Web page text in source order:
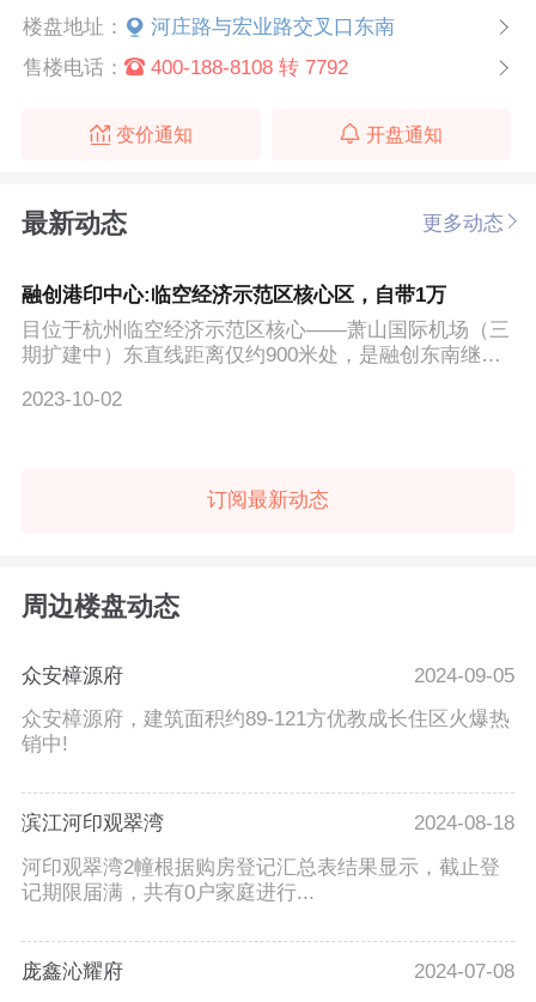
楼盘地址：
河庄路与宏业路交叉口东南
售楼电话：
400-188-8108 转 7792
变价通知 开盘通知
最新动态 更多动态
融创港印中心:临空经济示范区核心区，自带1万
目位于杭州临空经济示范区核心——萧山国际机场（三
期扩建中）东直线距离仅约900米处，是融创东南继杭
2023-10-02
订阅最新动态
周边楼盘动态
众安樟源府
2024-09-05
众安樟源府，建筑面积约89-121方优教成长住区火爆热
销中!
滨江河印观翠湾
2024-08-18
河印观翠湾2幢根据购房登记汇总表结果显示，截止登
记期限届满，共有0户家庭进行...
庞鑫沁耀府
2024-07-08